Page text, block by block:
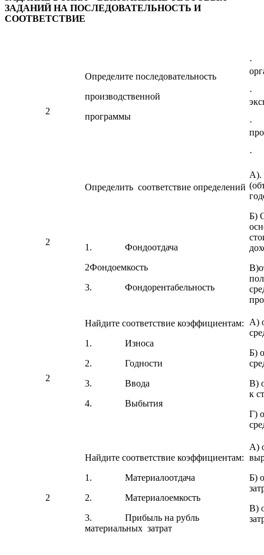
ЗАДАНИЙ НА ПОСЛЕДОВАТЕЛЬНОСТЬ И
СООТВЕТСТВИЕ
2
Определите последовательность
производственной
программы
·
·
·
·
2
Определить соответствие определений
1. Фондоотдача
2Фондоемкость
3. Фондорентабельность
А).
Б)
2
Найдите соответствие коэффициентам:
1. Износа
2. Годности
3. Ввода
4. Выбытия
А)
Б)
В)
к
Г)
2
Найдите соответствие коэффициентам:
1. Материалоотдача
2. Материалоемкость
3. Прибыль на рубль
материальных затрат
А)
Б)
В)